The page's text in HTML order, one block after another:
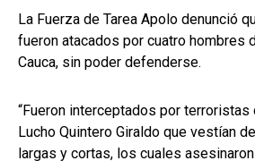
La Fuerza de Tarea Apolo denunció
fueron atacados por cuatro hombres
Cauca, sin poder defenderse.
“Fueron interceptados por terroristas
Lucho Quintero Giraldo que vestían
largas y cortas, los cuales